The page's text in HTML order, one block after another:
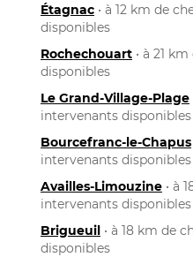
Étagnac • à 12 km de
disponibles
Rochechouart • à 21
disponibles
Le Grand-Village-Plage
intervenants disponibles
Bourcefranc-le-Chapus
intervenants disponibles
Availles-Limouzine • à
intervenants disponibles
Brigueuil • à 18 km de
disponibles